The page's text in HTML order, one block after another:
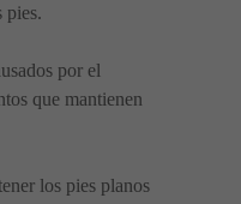
pies.
​​por el
que mantienen
los pies planos